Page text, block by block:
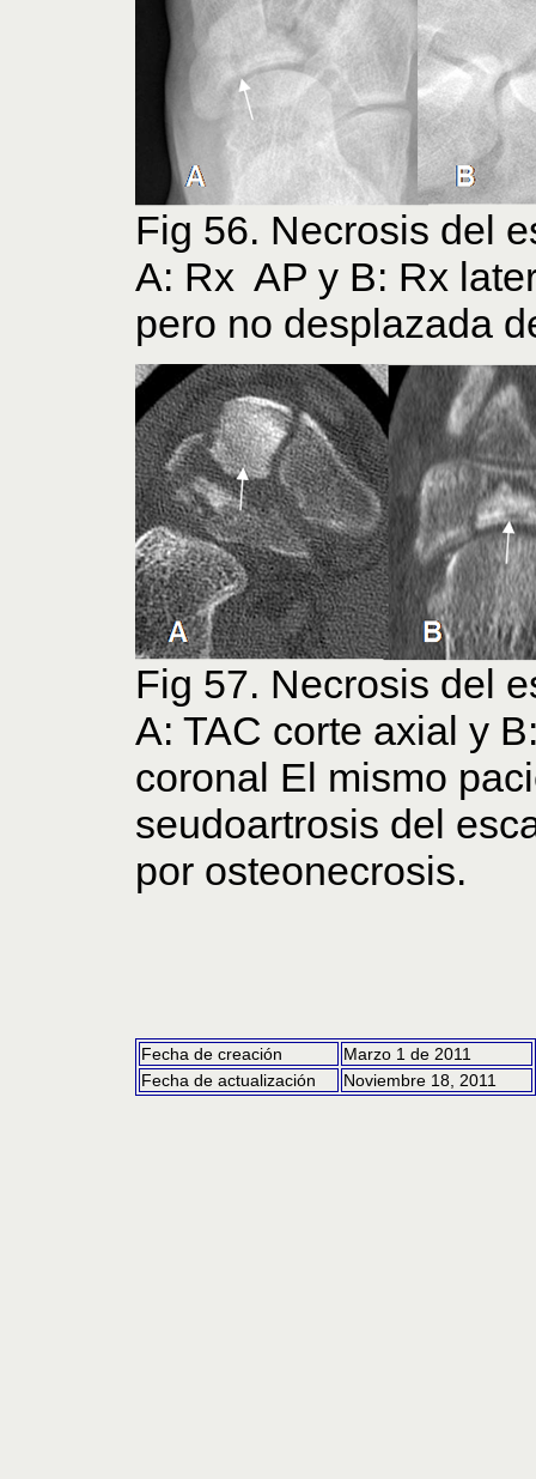
Fig 56. Necrosis del
A: Rx AP y B: Rx
pero no desplazada
Fig 57. Necrosis del
A: TAC corte axial y
coronal El mismo
seudoartrosis del
por osteonecrosis.
Fecha de creación
Marzo 1 de 2011
Fecha de actualización
Noviembre 18, 2011